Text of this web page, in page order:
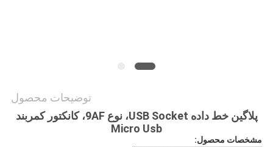
توضیحات محصول
پلاگین خط داده USB Socket، نوع 9AF، کانکتور کمربند
Micro Usb
مشخصات محصول: